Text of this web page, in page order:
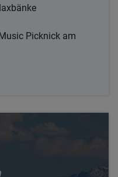
Picknick am